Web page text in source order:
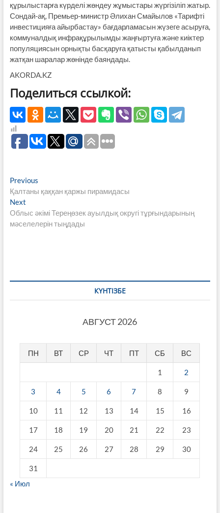
құрылыстарға күрделі жөндеу жұмыстары жүргізіліп жатыр.
Сондай-ақ, Премьер-министр Әлихан Смайылов «Тарифті
инвес­тицияға айырбастау» бағдарламасын жүзеге асыруға,
коммуналдық инфра­құрылымды жаңғыртуға және киіктер
популяциясын орнықты басқаруға қатысты қабылданып
жатқан шаралар жөнінде баяндады.
АKORDA.KZ
Поделиться ссылкой:
Навигация
по
записям
PreviousPrevious
post:
Қалтаны қаққан қаржы пирамидасы
NextNext
post:
Облыс әкімі Тереңөзек ауылдық округі тұрғындарының
мәселелерін тыңдады
КҮНТІЗБЕ
АВГУСТ 2026
ПН ВТ СР ЧТ ПТ СБ ВС
1 2
3 4 5 6 7 8 9
10 11 12 13 14 15 16
17 18 19 20 21 22 23
24 25 26 27 28 29 30
31
« Июл